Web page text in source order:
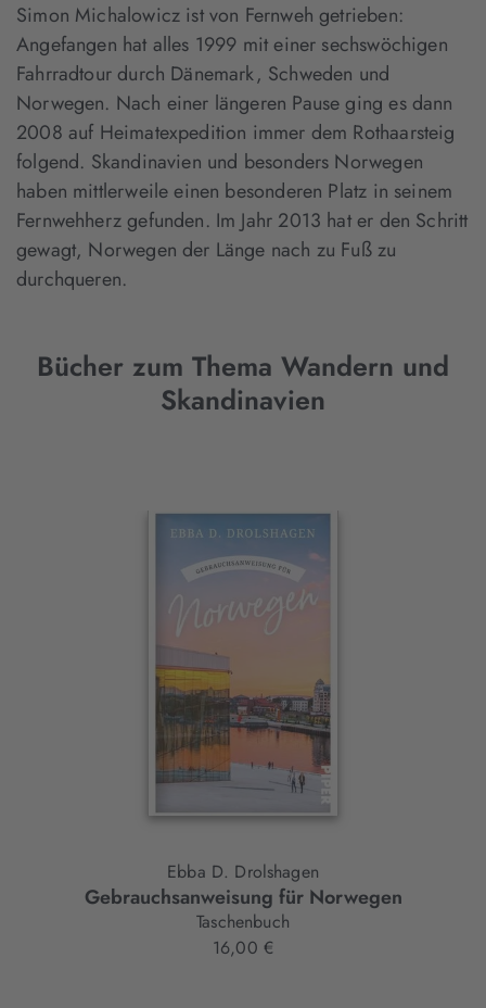
Simon Michalowicz ist von Fernweh getrieben:
Angefangen hat alles 1999 mit einer sechswöchigen
Fahrradtour durch Dänemark, Schweden und
Norwegen. Nach einer längeren Pause ging es dann
2008 auf Heimatexpedition immer dem Rothaarsteig
folgend. Skandinavien und besonders Norwegen
haben mittlerweile einen besonderen Platz in seinem
Fernwehherz gefunden. Im Jahr 2013 hat er den Schritt
gewagt, Norwegen der Länge nach zu Fuß zu
durchqueren.
Bücher zum Thema Wandern und
Skandinavien
Ebba D. Drolshagen
Gebrauchsanweisung für Norwegen
Taschenbuch
16,00 €